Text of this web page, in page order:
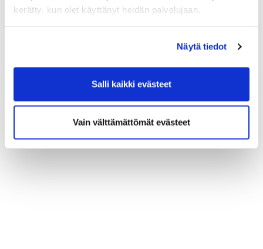
kerätty, kun olet käyttänyt heidän palvelujaan.
Näytä tiedot
Salli kaikki evästeet
Vain välttämättömät evästeet
yhtenäisenä ja arkkitehdin alkuperäinen visio